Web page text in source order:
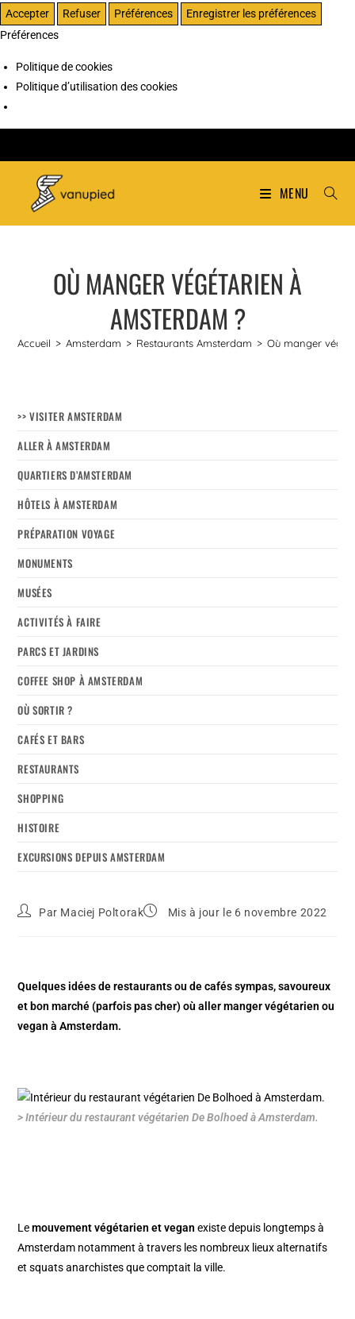
Accepter Refuser Préférences
Enregistrer les préférences
Préférences
Politique de cookies
Politique d’utilisation des cookies
MENU
OÙ MANGER VÉGÉTARIEN À
AMSTERDAM ?
Accueil > Amsterdam > Restaurants Amsterdam > Où manger
>> VISITER AMSTERDAM
ALLER À AMSTERDAM
QUARTIERS D’AMSTERDAM
HÔTELS À AMSTERDAM
PRÉPARATION VOYAGE
MONUMENTS
MUSÉES
ACTIVITÉS À FAIRE
PARCS ET JARDINS
COFFEE SHOP À AMSTERDAM
OÙ SORTIR ?
CAFÉS ET BARS
RESTAURANTS
SHOPPING
HISTOIRE
EXCURSIONS DEPUIS AMSTERDAM
Par Maciej Poltorak Mis à jour le 6 novembre 2022
Quelques idées de restaurants ou de cafés sympas, savoureux
et bon marché (parfois pas cher) où aller manger végétarien ou
vegan à Amsterdam.
> Intérieur du restaurant végétarien De Bolhoed à Amsterdam.
Lemouvement végétarien et vegan existe depuis longtemps à
Amsterdam notamment à travers les nombreux lieux alternatifs
et squats anarchistes que comptait la ville.